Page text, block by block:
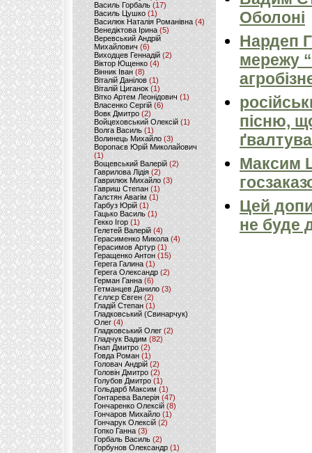
Василь Горбаль (17)
Василь Цушко (1)
Василюк Наталія Романівна (4)
Венедіктова Ірина(5)
Веревський Андрій
Михайлович (6)
Виходцев Геннадій (2)
Віктор Ющенко (4)
Вінник Іван (8)
Віталій Данілов (1)
Віталій Циганок (1)
Вітко Артем Леонідович(1)
Власенко Сергій (6)
Вовк Дмитро(2)
Войцеховський Олексій(1)
Волга Василь (1)
Волинець Михайло (3)
Воропаєв Юрій Миколайович
(1)
Вощевський Валерій(2)
Гаврилова Лідія (2)
Гаврилюк Михайло (3)
Гавриш Степан (1)
Галстян Авагім (1)
Гарбуз Юрій (1)
Гацько Василь (1)
Гекко Ігор(1)
Гелетей Валерій (4)
Герасименко Микола (4)
Герасимов Артур (1)
Геращенко Антон(15)
Герега Галина (1)
Герега Олександр (2)
Герман Ганна (6)
Гетманцев Данило (3)
Гєллєр Євген (2)
Гладій Степан(1)
Гладковський (Свинарчук)
Олег (4)
Гладковський Олег (2)
Гладчук Вадим (82)
Гнап Дмитро (2)
Говда Роман(1)
Головач Андрій (2)
Головін Дмитро (2)
Голубов Дмитро (1)
Гольдарб Максим(1)
Гонтарева Валерія (47)
Гончаренко Олексій(8)
Гончаров Михайло (1)
Гончарук Олексій (2)
Гопко Ганна (3)
Горбаль Василь (2)
Горбунов Олександр (1)
Оболоні
Нардеп
мережу
пісню,
Максим
Цей
не буде